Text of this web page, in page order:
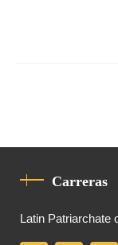
Carreras
Latin Patriarchate